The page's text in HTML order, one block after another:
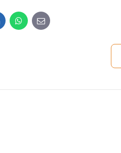
WhatsApp
E-
mail